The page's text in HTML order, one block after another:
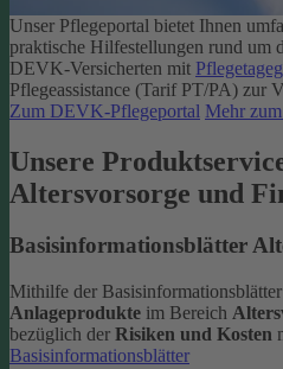
Unser Pflegeportal bietet Ihnen
praktische Hilfestellungen rund um
DEVK-Versicherten mit
Pflegeassistance (Tarif PT/PA) zur
Zum DEVK-Pflegeportal Mehr
Unsere
Altersvorsorge und
Basisinformationsblätter
Mithilfe der
Anlageprodukte im Bereich
bezüglich der Risiken und Kosten
Basisinformationsblätter